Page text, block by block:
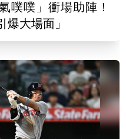
噗噗」衝場助陣！
大場面」